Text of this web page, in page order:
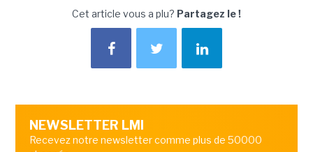
Cet article vous a plu? Partagez le !
NEWSLETTER LMI
Recevez notre newsletter comme plus de 50000